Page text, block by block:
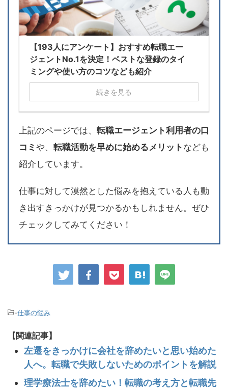
【193人にアンケート】おすすめ転職エー
ジェントNo.1を決定！ベストな登録のタイ
ミングや使い方のコツなども紹介
続きを見る
上記のページでは、 転職エージェント利用者の口
コミ や、 転職活動を早めに始めるメリット なども
紹介しています。
仕事に対して漠然とした悩みを抱えている人も動
き出すきっかけが見つかるかもしれません。ぜひ
チェックしてみてください！
-仕事の悩み
【関連記事】
左遷をきっかけに会社を辞めたいと思い始めた
人へ。転職で失敗しないためのポイントを解説
理学療法士を辞めたい！転職の考え方と転職先